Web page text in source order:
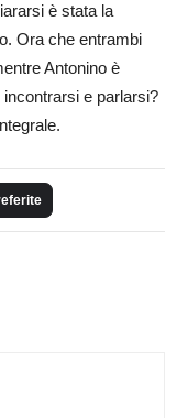
è stata la
Ora che entrambi
Antonino è
e parlarsi?